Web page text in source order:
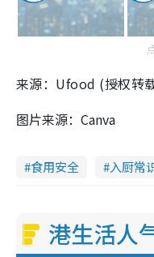
来源：Ufood (授权转载
图片来源：Canva
食用安全 入厨常
港生活人